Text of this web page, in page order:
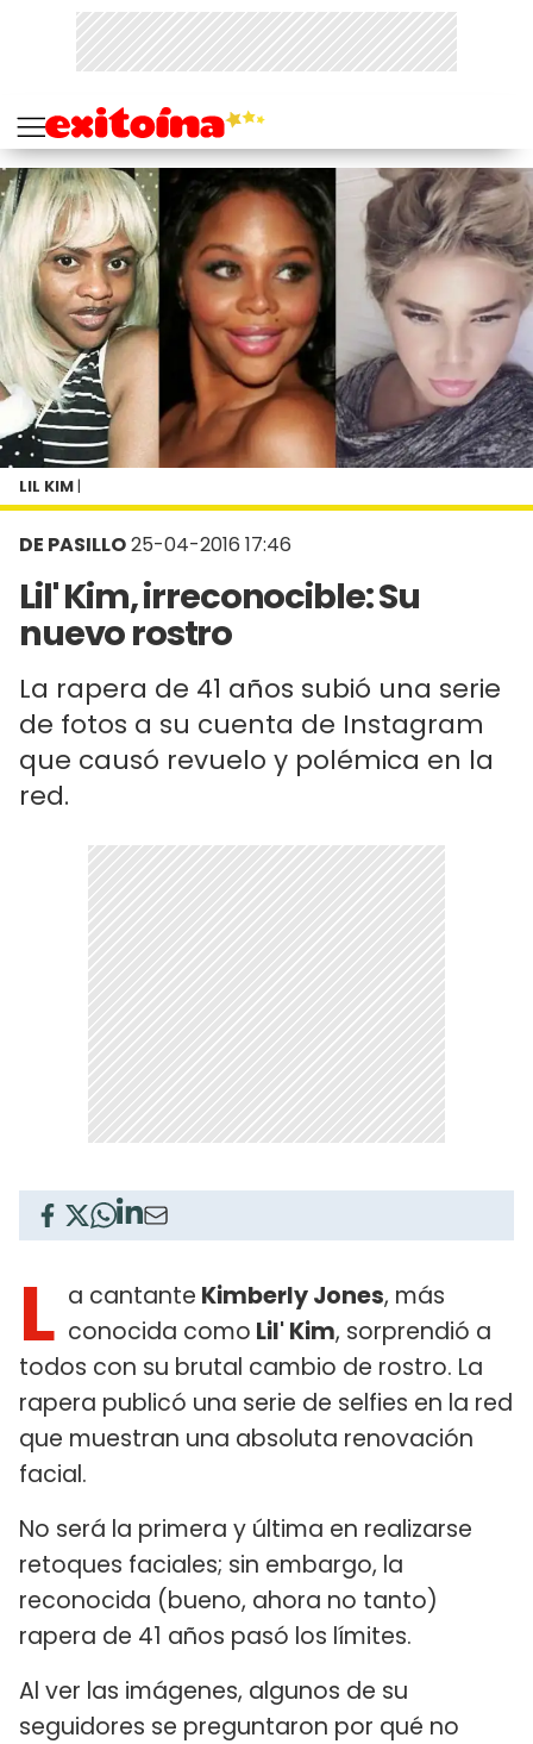
DE PASILLO25-04-2016 17:46
Lil' Kim, irreconocible: Su
nuevo rostro
La rapera de 41 años subió una serie
de fotos a su cuenta de Instagram
que causó revuelo y polémica en la
red.
LIL KIM |
L a cantante Kimberly Jones, más
conocida como Lil' Kim, sorprendió a
todos con su brutal cambio de rostro. La
rapera publicó una serie de selfies en la red
que muestran una absoluta renovación
facial.
No será la primera y última en realizarse
retoques faciales; sin embargo, la
reconocida (bueno, ahora no tanto)
rapera de 41 años pasó los límites.
Al ver las imágenes, algunos de su
seguidores se preguntaron por qué no